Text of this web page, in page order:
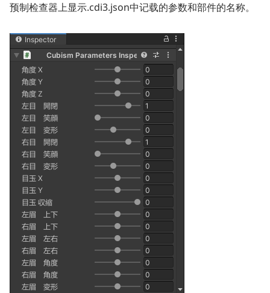
预制检查器上显示.cdi3.json中记载的参数和部件的名称。